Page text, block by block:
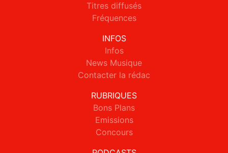
Titres diffusés
Fréquences
INFOS
Infos
News Musique
Contacter la rédac
RUBRIQUES
Bons Plans
Emissions
Concours